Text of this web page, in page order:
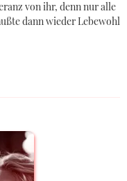
von ihr, denn nur alle
dann wieder Lebewohl